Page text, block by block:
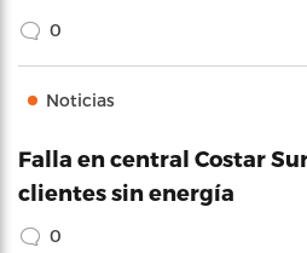
0
Noticias
Falla en central Costar
clientes sin energía
0